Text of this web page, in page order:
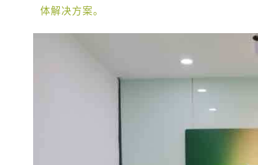
体解决方案。